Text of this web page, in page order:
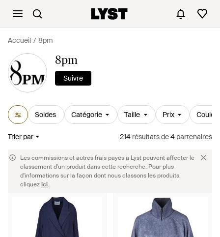
Accueil 8pm
8pm
Suivre
Soldes Catégorie Taille Prix
Trier par 214 résultatsde4 partenaires
Les commissions et autres frais payés à Lyst peuvent affecter le
classement d'un produit dans cette recherche. Pour plus
d'informations sur la façon dont nous classons les produits,
cliquezici.